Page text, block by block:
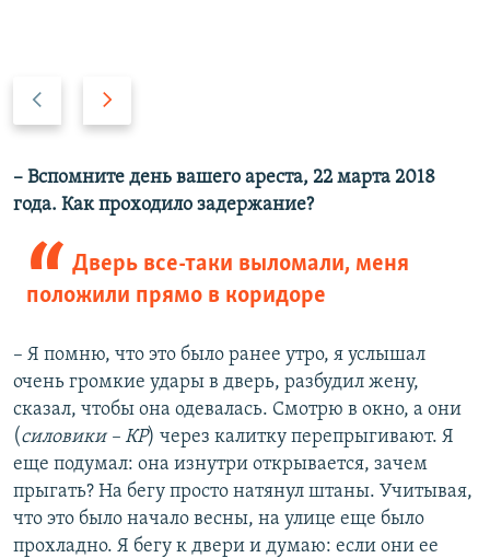
ы
с
л
а
й
д
д
у
щ
и
й
л
а
й
д
– Вспомните день вашего ареста, 22 марта 2018
года. Как проходило задержание?
Дверь все-таки выломали, меня
положили прямо в коридоре
– Я помню, что это было ранее утро, я услышал
очень громкие удары в дверь, разбудил жену,
сказал, чтобы она одевалась. Смотрю в окно, а они
(силовики – КР) через калитку перепрыгивают. Я
еще подумал: она изнутри открывается, зачем
прыгать? На бегу просто натянул штаны. Учитывая,
что это было начало весны, на улице еще было
прохладно. Я бегу к двери и думаю: если они ее